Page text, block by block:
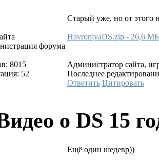
форума
8015
52
Старый уже, но от этого
HavroniyaDS.zip - 26,6 МБ
Администратор сайта,
Последнее
Ответить Цитировать
о DS 15
Ещё один шедевр))